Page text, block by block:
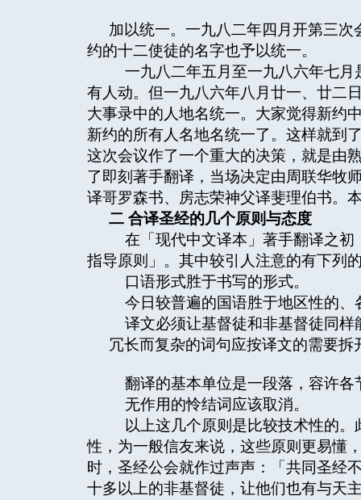
加以统一。一九八二年四月开第三
约的十二使徒的名字也予以统一。
一九八二年五月至一九八六年七月
有人动。但一九八六年八月廿一、廿二
大事录中的人地名统一。大家觉得新约
新约的所有人名地名统一了。这样就到
这次会议作了一个重大的决策，就是由
了即刻著手翻译，当场决定由周联华牧
译哥罗森书、房志荣神父译斐理伯书。
二 合译圣经的几个原则与态度
在「现代中文译本」著手翻译之初
指导原则」。其中较引人注意的有下列
口语形式胜于书写的形式。
今日较普遍的国语胜于地区性的、
译文必须让基督徒和非基督徒同样
冗长而复杂的词句应按译文的需要拆
翻译的基本单位是一段落，容许各
无作用的怜结词应该取消。
以上这几个原则是比较技术性的。
性，为一般信友来说，这些原则更易懂
时，圣经公会就作过声声：「共同圣经
十多以上的非基督徒，让他们也有与天